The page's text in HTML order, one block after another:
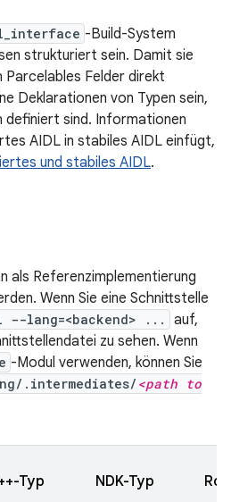
-Build-System
strukturiert sein. Damit sie
Felder direkt
Deklarationen von Typen sein,
definiert sind. Informationen
AIDL in stabiles AIDL einfügt,
und stabiles AIDL.
als Referenzimplementierung
Wenn Sie eine Schnittstelle
--lang=<backend> ...
auf,
zu sehen. Wenn
-Modul verwenden, können Sie
.intermediates/ <path to
Typ NDK-Typ